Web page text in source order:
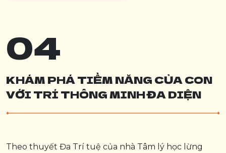
04
KHÁM PHÁ TIỀM NĂNG CỦA CON
VỚI TRÍ THÔNG MINH ĐA DIỆN
Theo thuyết Đa Trí tuệ của nhà Tâm lý học lừng